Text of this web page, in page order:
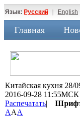
Язык: Русский English
Главная
Китайская кухня 28/
2016-09-28 11:55МСК
Распечатать|
AAA